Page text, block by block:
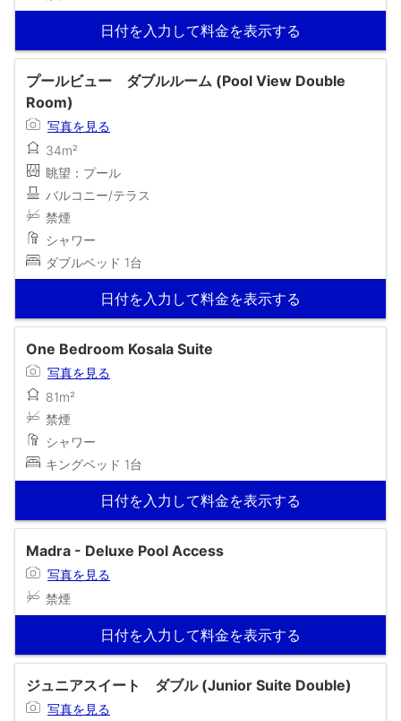
日付を入力して料金を表示する
プールビュー ダブルルーム (Pool View Double
Room)
写真を見る
34m²
眺望：プール
バルコニー/テラス
禁煙
シャワー
ダブルベッド 1台
日付を入力して料金を表示する
One Bedroom Kosala Suite
写真を見る
81m²
禁煙
シャワー
キングベッド 1台
日付を入力して料金を表示する
Madra - Deluxe Pool Access
写真を見る
禁煙
日付を入力して料金を表示する
ジュニアスイート ダブル (Junior Suite Double)
写真を見る